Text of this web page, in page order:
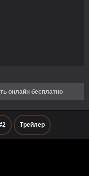
онлайн бесплатно
Трейлер